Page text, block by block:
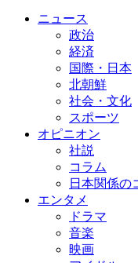
ニュース
政治
経済
国際・日本
北朝鮮
社会・文化
スポーツ
オピニオン
社説
コラム
日本関係の
エンタメ
ドラマ
音楽
映画